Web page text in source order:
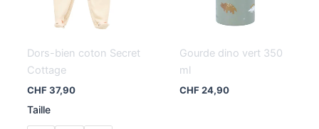
Dors-bien coton Secret
Cottage
CHF37,90
Taille
Gourde dino vert 350
ml
CHF24,90